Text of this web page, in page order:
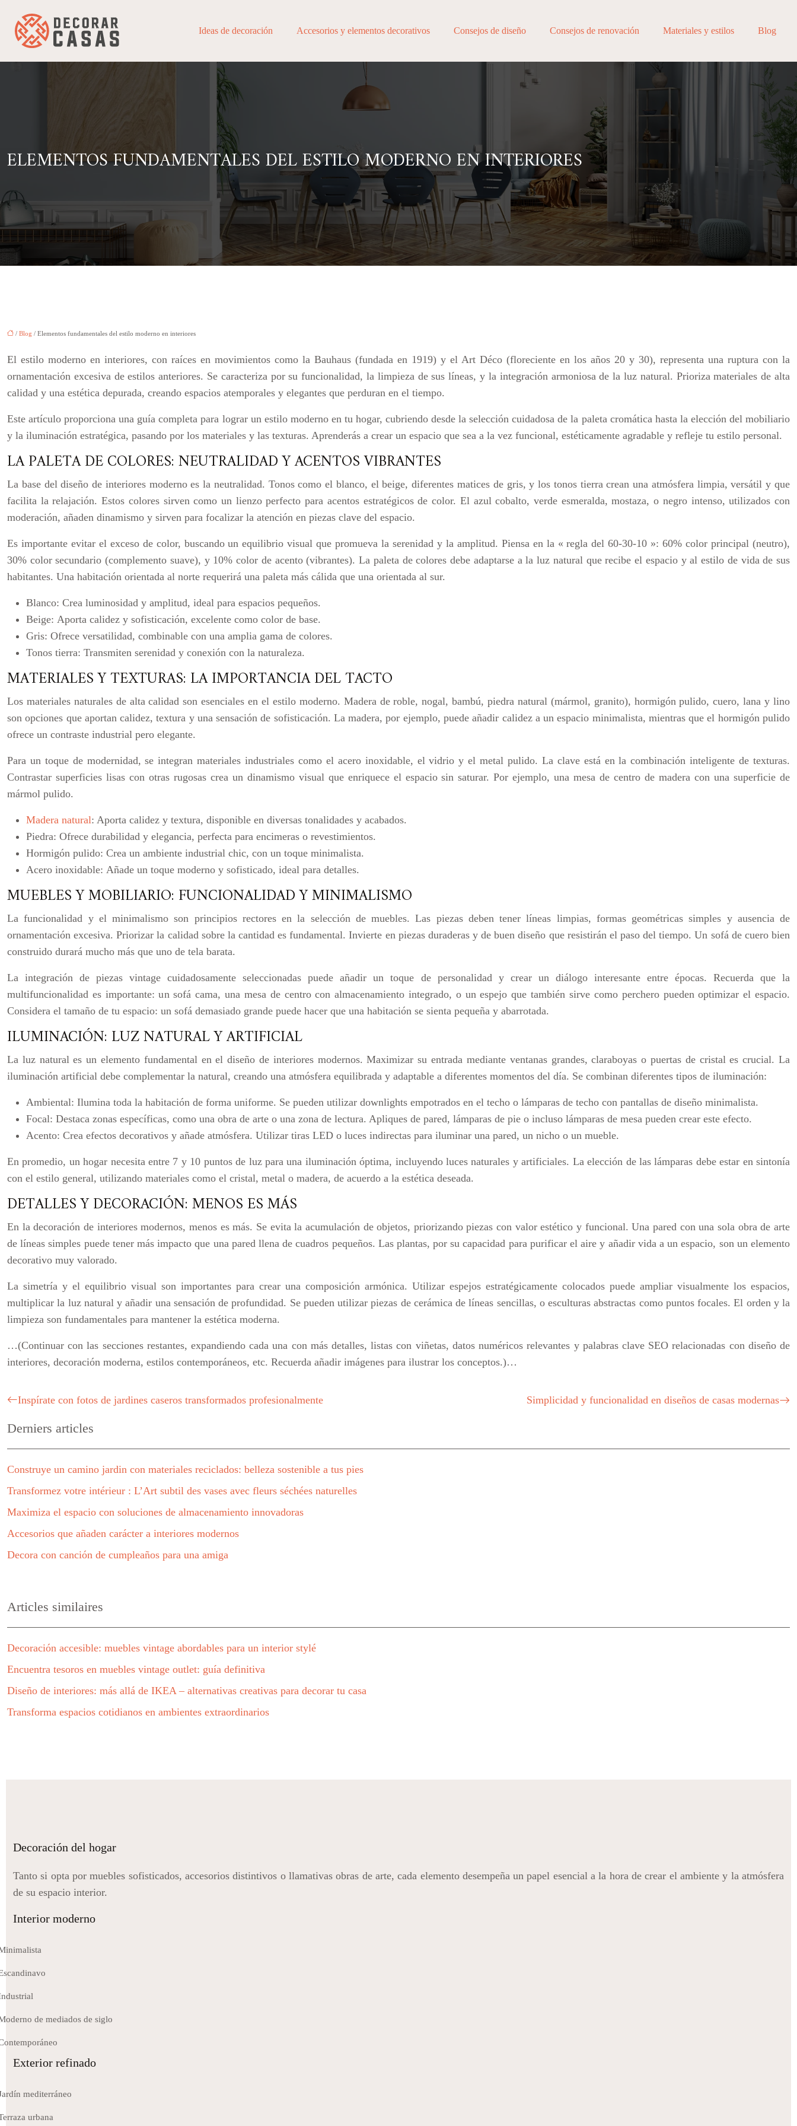
Ideas de decoración Accesorios y elementos decorativos Consejos de diseño Consejos de renovación Materiales y estilos Blog
ELEMENTOS FUNDAMENTALES DEL ESTILO MODERNO EN INTERIORES
/ Blog / Elementos fundamentales del estilo moderno en interiores
El estilo moderno en interiores, con raíces en movimientos como la Bauhaus (fundada en 1919) y el Art Déco (floreciente en los años 20 y 30), representa una ruptura con la
ornamentación excesiva de estilos anteriores. Se caracteriza por su funcionalidad, la limpieza de sus líneas, y la integración armoniosa de la luz natural. Prioriza materiales de alta
calidad y una estética depurada, creando espacios atemporales y elegantes que perduran en el tiempo.
Este artículo proporciona una guía completa para lograr un estilo moderno en tu hogar, cubriendo desde la selección cuidadosa de la paleta cromática hasta la elección del mobiliario
y la iluminación estratégica, pasando por los materiales y las texturas. Aprenderás a crear un espacio que sea a la vez funcional, estéticamente agradable y refleje tu estilo personal.
LA PALETA DE COLORES: NEUTRALIDAD Y ACENTOS VIBRANTES
La base del diseño de interiores moderno es la neutralidad. Tonos como el blanco, el beige, diferentes matices de gris, y los tonos tierra crean una atmósfera limpia, versátil y que
facilita la relajación. Estos colores sirven como un lienzo perfecto para acentos estratégicos de color. El azul cobalto, verde esmeralda, mostaza, o negro intenso, utilizados con
moderación, añaden dinamismo y sirven para focalizar la atención en piezas clave del espacio.
Es importante evitar el exceso de color, buscando un equilibrio visual que promueva la serenidad y la amplitud. Piensa en la « regla del 60-30-10 »: 60% color principal (neutro),
30% color secundario (complemento suave), y 10% color de acento (vibrantes). La paleta de colores debe adaptarse a la luz natural que recibe el espacio y al estilo de vida de sus
habitantes. Una habitación orientada al norte requerirá una paleta más cálida que una orientada al sur.
Blanco: Crea luminosidad y amplitud, ideal para espacios pequeños.
Beige: Aporta calidez y sofisticación, excelente como color de base.
Gris: Ofrece versatilidad, combinable con una amplia gama de colores.
Tonos tierra: Transmiten serenidad y conexión con la naturaleza.
MATERIALES Y TEXTURAS: LA IMPORTANCIA DEL TACTO
Los materiales naturales de alta calidad son esenciales en el estilo moderno. Madera de roble, nogal, bambú, piedra natural (mármol, granito), hormigón pulido, cuero, lana y lino
son opciones que aportan calidez, textura y una sensación de sofisticación. La madera, por ejemplo, puede añadir calidez a un espacio minimalista, mientras que el hormigón pulido
ofrece un contraste industrial pero elegante.
Para un toque de modernidad, se integran materiales industriales como el acero inoxidable, el vidrio y el metal pulido. La clave está en la combinación inteligente de texturas.
Contrastar superficies lisas con otras rugosas crea un dinamismo visual que enriquece el espacio sin saturar. Por ejemplo, una mesa de centro de madera con una superficie de
mármol pulido.
Madera natural: Aporta calidez y textura, disponible en diversas tonalidades y acabados.
Piedra: Ofrece durabilidad y elegancia, perfecta para encimeras o revestimientos.
Hormigón pulido: Crea un ambiente industrial chic, con un toque minimalista.
Acero inoxidable: Añade un toque moderno y sofisticado, ideal para detalles.
MUEBLES Y MOBILIARIO: FUNCIONALIDAD Y MINIMALISMO
La funcionalidad y el minimalismo son principios rectores en la selección de muebles. Las piezas deben tener líneas limpias, formas geométricas simples y ausencia de
ornamentación excesiva. Priorizar la calidad sobre la cantidad es fundamental. Invierte en piezas duraderas y de buen diseño que resistirán el paso del tiempo. Un sofá de cuero bien
construido durará mucho más que uno de tela barata.
La integración de piezas vintage cuidadosamente seleccionadas puede añadir un toque de personalidad y crear un diálogo interesante entre épocas. Recuerda que la
multifuncionalidad es importante: un sofá cama, una mesa de centro con almacenamiento integrado, o un espejo que también sirve como perchero pueden optimizar el espacio.
Considera el tamaño de tu espacio: un sofá demasiado grande puede hacer que una habitación se sienta pequeña y abarrotada.
ILUMINACIÓN: LUZ NATURAL Y ARTIFICIAL
La luz natural es un elemento fundamental en el diseño de interiores modernos. Maximizar su entrada mediante ventanas grandes, claraboyas o puertas de cristal es crucial. La
iluminación artificial debe complementar la natural, creando una atmósfera equilibrada y adaptable a diferentes momentos del día. Se combinan diferentes tipos de iluminación:
Ambiental: Ilumina toda la habitación de forma uniforme. Se pueden utilizar downlights empotrados en el techo o lámparas de techo con pantallas de diseño minimalista.
Focal: Destaca zonas específicas, como una obra de arte o una zona de lectura. Apliques de pared, lámparas de pie o incluso lámparas de mesa pueden crear este efecto.
Acento: Crea efectos decorativos y añade atmósfera. Utilizar tiras LED o luces indirectas para iluminar una pared, un nicho o un mueble.
En promedio, un hogar necesita entre 7 y 10 puntos de luz para una iluminación óptima, incluyendo luces naturales y artificiales. La elección de las lámparas debe estar en sintonía
con el estilo general, utilizando materiales como el cristal, metal o madera, de acuerdo a la estética deseada.
DETALLES Y DECORACIÓN: MENOS ES MÁS
En la decoración de interiores modernos, menos es más. Se evita la acumulación de objetos, priorizando piezas con valor estético y funcional. Una pared con una sola obra de arte
de líneas simples puede tener más impacto que una pared llena de cuadros pequeños. Las plantas, por su capacidad para purificar el aire y añadir vida a un espacio, son un elemento
decorativo muy valorado.
La simetría y el equilibrio visual son importantes para crear una composición armónica. Utilizar espejos estratégicamente colocados puede ampliar visualmente los espacios,
multiplicar la luz natural y añadir una sensación de profundidad. Se pueden utilizar piezas de cerámica de líneas sencillas, o esculturas abstractas como puntos focales. El orden y la
limpieza son fundamentales para mantener la estética moderna.
…(Continuar con las secciones restantes, expandiendo cada una con más detalles, listas con viñetas, datos numéricos relevantes y palabras clave SEO relacionadas con diseño de
interiores, decoración moderna, estilos contemporáneos, etc. Recuerda añadir imágenes para ilustrar los conceptos.)…
Inspírate con fotos de jardines caseros transformados profesionalmente Simplicidad y funcionalidad en diseños de casas modernas
Derniers articles
Construye un camino jardin con materiales reciclados: belleza sostenible a tus pies
Transformez votre intérieur : L’Art subtil des vases avec fleurs séchées naturelles
Maximiza el espacio con soluciones de almacenamiento innovadoras
Accesorios que añaden carácter a interiores modernos
Decora con canción de cumpleaños para una amiga
Articles similaires
Decoración accesible: muebles vintage abordables para un interior stylé
Encuentra tesoros en muebles vintage outlet: guía definitiva
Diseño de interiores: más allá de IKEA – alternativas creativas para decorar tu casa
Transforma espacios cotidianos en ambientes extraordinarios
Decoración del hogar
Tanto si opta por muebles sofisticados, accesorios distintivos o llamativas obras de arte, cada elemento desempeña un papel esencial a la hora de crear el ambiente y la atmósfera
de su espacio interior.
Interior moderno
de mediados de siglo
Exterior refinado
mediterráneo
urbana